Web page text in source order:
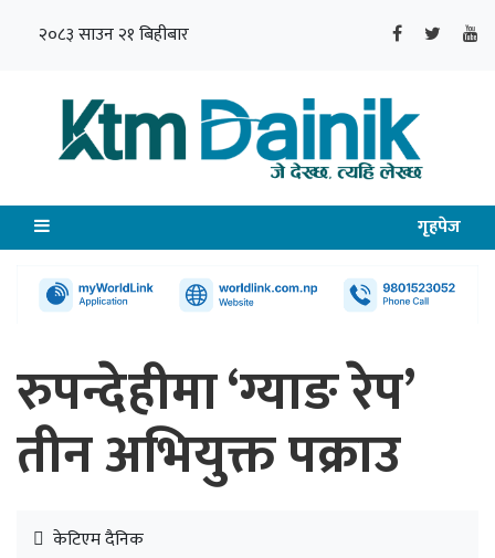
२०८३ साउन २१ बिहीबार
गृहपेज
रुपन्देहीमा ‘ग्याङ रेप’
तीन अभियुक्त पक्राउ
केटिएम दैनिक